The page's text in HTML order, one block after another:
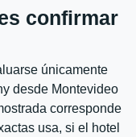
confirmar
únicamente
desde Montevideo
corresponde
usa, si el hotel